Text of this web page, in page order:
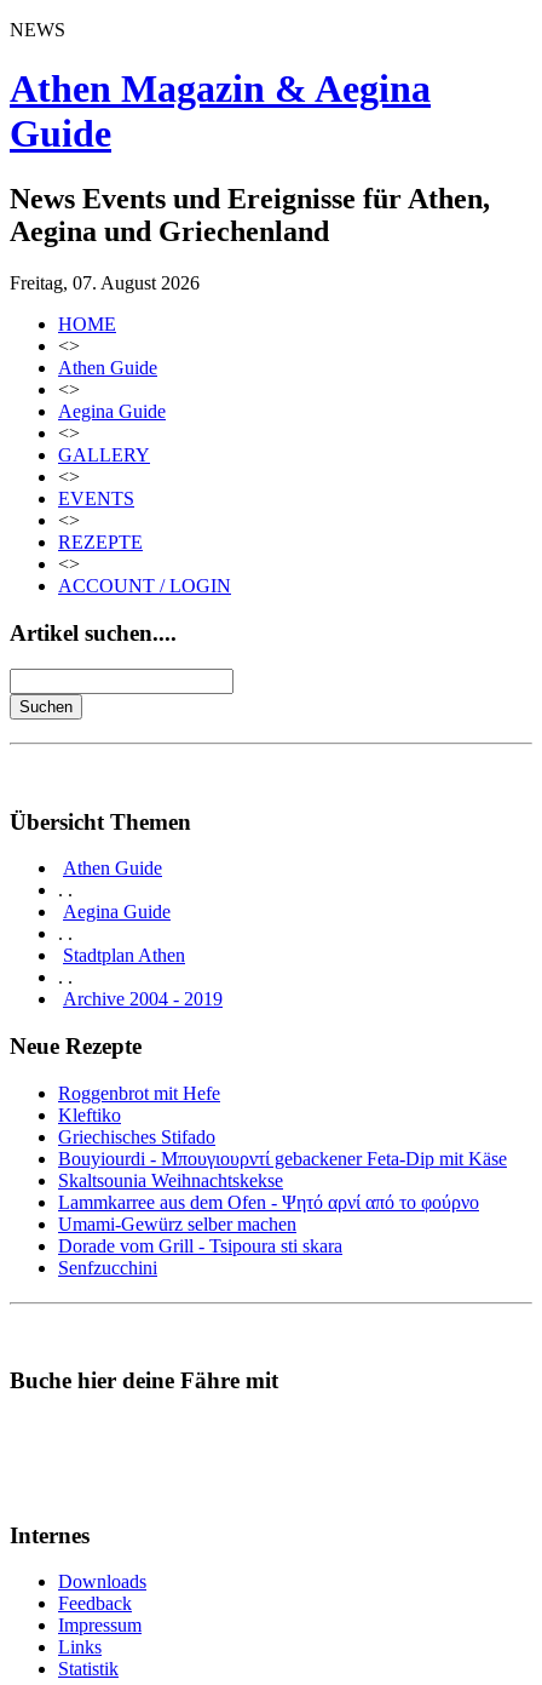
NEWS
Athen Magazin & Aegina
Guide
News Events und Ereignisse für Athen,
Aegina und Griechenland
Freitag, 07. August 2026
HOME
<>
Athen Guide
<>
Aegina Guide
<>
GALLERY
<>
EVENTS
<>
REZEPTE
<>
ACCOUNT / LOGIN
Artikel suchen....
Übersicht Themen
Athen Guide
. .
Aegina Guide
. .
Stadtplan Athen
. .
Archive 2004 - 2019
Neue Rezepte
Roggenbrot mit Hefe
Kleftiko
Griechisches Stifado
Bouyiourdi - Μπουγιουρντί gebackener Feta-Dip mit Käse
Skaltsounia Weihnachtskekse
Lammkarree aus dem Ofen - Ψητό αρνί από το φούρνο
Umami-Gewürz selber machen
Dorade vom Grill - Tsipoura sti skara
Senfzucchini
Buche hier deine Fähre mit
Internes
Downloads
Feedback
Impressum
Links
Statistik